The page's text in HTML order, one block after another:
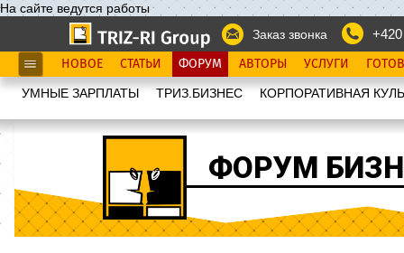
На сайте ведутся работы
Заказ звонка
НОВОЕ СТАТЬИ ФОРУМ АВТОРЫ УСЛУГИ
УМНЫЕ ЗАРПЛАТЫ ТРИЗ.БИЗНЕС КОРПОРАТИВНАЯ
ФОРУМ